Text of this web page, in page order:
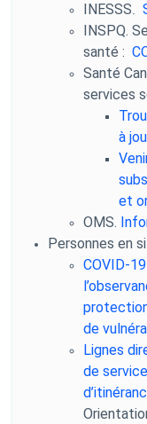
INESSS
INSPQ.
santé :
Santé
services
à
et
OMS.
Personnes en
COVID-
de
Lignes
de